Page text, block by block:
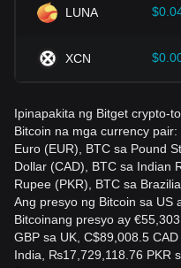
subaybayan ng mga
hinaharap sa presyo ng
market.
LUNA
XCN
Ipinapakita ng Bitget crypto-
Bitcoin na mga currency
Euro (EUR), BTC sa Pound
Dollar (CAD), BTC sa Indian
Rupee (PKR), BTC sa
Ang presyo ng Bitcoin sa US
Bitcoinang presyo ay
GBP sa UK, C$89,008.5
India, ₨17,729,118.76 PKR